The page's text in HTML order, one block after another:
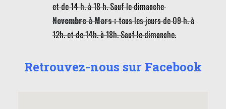
et de 14 h. à 18 h. Sauf le dimanche
Novembre à Mars :tous les jours de 09 h. à
12h. et de 14h. à 18h. Sauf le dimanche.
Retrouvez-nous sur Facebook